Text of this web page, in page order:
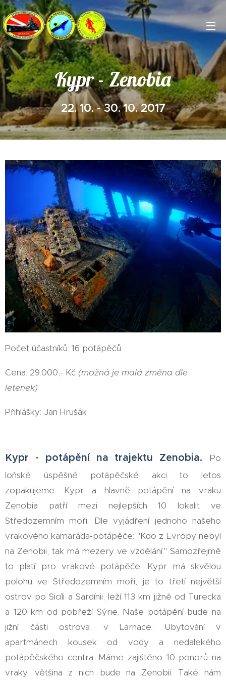
Kypr - Zenobia
22. 10. - 30. 10. 2017
Počet účastníků: 16 potápěčů
Cena: 29.000,- Kč (možná je malá změna dle
letenek)
Přihlášky: Jan Hrušák
Kypr - potápění na trajektu Zenobia.
Po
loňské úspěšné potápěčské akci to letos
zopakujeme. Kypr a hlavně potápění na vraku
Zenobia patří mezi nejlepších 10 lokalit ve
Středozemním moři. Dle vyjádření jednoho našeho
vrakového kamaráda-potápěče: "Kdo z Evropy nebyl
na Zenobii, tak má mezery ve vzdělání." Samozřejmě
to platí pro vrakové potápěče. Kypr má skvělou
polohu ve Středozemním moři, je to třetí největší
ostrov po Sicíli a Sardínii, leží 113 km jižně od Turecka
a 120 km od pobřeží Sýrie. Naše potápění bude na
jižní části ostrova, v Larnace. Ubytování v
apartmánech kousek od vody a nedalekého
potápěčského centra. Máme zajištěno 10 ponorů na
vraky, většina z nich bude na Zenobii. Také nám